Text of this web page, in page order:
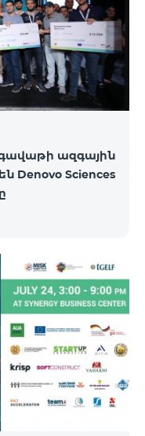
պլատֆորմ: «Մեզ
ազգային
Denovo Sciences